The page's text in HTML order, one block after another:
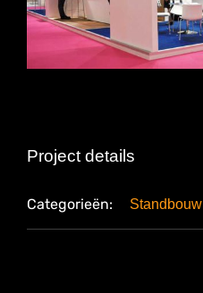
Project details
Categorieën: Standbouw